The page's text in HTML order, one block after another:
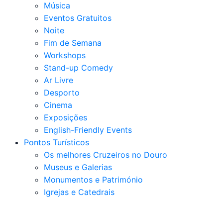
Música
Eventos Gratuitos
Noite
Fim de Semana
Workshops
Stand-up Comedy
Ar Livre
Desporto
Cinema
Exposições
English-Friendly Events
Pontos Turísticos
Os melhores Cruzeiros no Douro​
Museus e Galerias
Monumentos e Património
Igrejas e Catedrais